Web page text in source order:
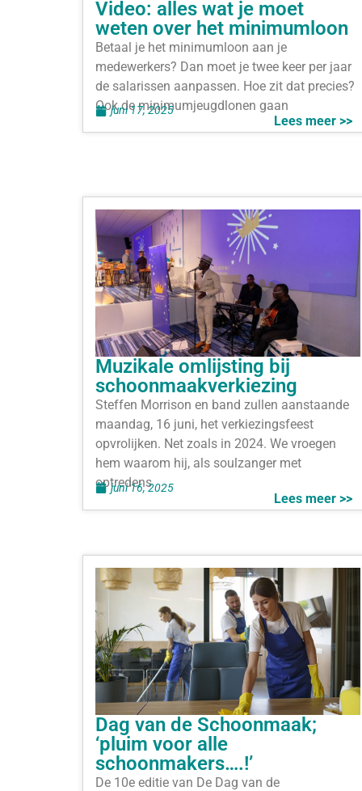
Video: alles wat je moet
weten over het minimumloon
Betaal je het minimumloon aan je
medewerkers? Dan moet je twee keer per jaar
de salarissen aanpassen. Hoe zit dat precies?
Ook de minimumjeugdlonen gaan
Lees meer >>
juni 17, 2025
Muzikale omlijsting bij
schoonmaakverkiezing
Steffen Morrison en band zullen aanstaande
maandag, 16 juni, het verkiezingsfeest
opvrolijken. Net zoals in 2024. We vroegen
hem waarom hij, als soulzanger met
optredens
Lees meer >>
juni 16, 2025
Dag van de Schoonmaak;
‘pluim voor alle
schoonmakers….!’
De 10e editie van De Dag van de